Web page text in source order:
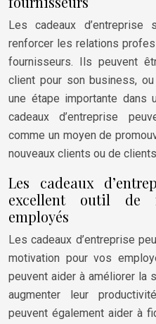
Les cadeaux
renforcer les relations
fournisseurs. Ils peuvent
client pour son business,
une étape importante dans
cadeaux d’entreprise
comme un moyen de
nouveaux clients ou de
Les cadeaux
excellent outil de
employés
Les cadeaux d’entreprise
motivation pour vos
peuvent aider à améliorer la
augmenter leur
peuvent également aider à